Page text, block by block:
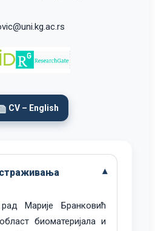
CV – English
Марије Бранковић
биоматеријала и